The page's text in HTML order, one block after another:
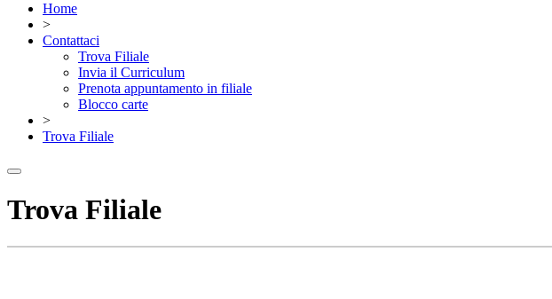
Home
>
Contattaci
Trova Filiale
Invia il Curriculum
Prenota appuntamento in filiale
Blocco carte
>
Trova Filiale
Trova Filiale